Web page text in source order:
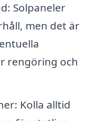
Solpaneler
men det är
rengöring och
Kolla alltid